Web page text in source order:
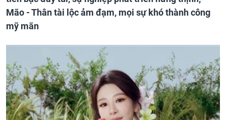
Mão - Thân tài lộc ảm đạm, mọi sự khó thành công
mỹ mãn